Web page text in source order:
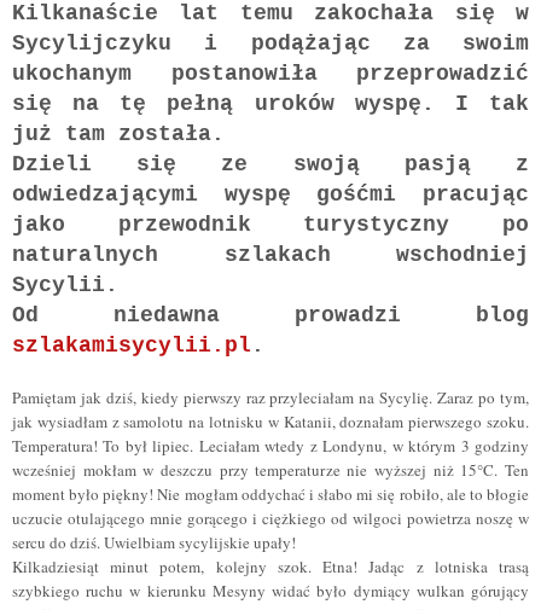
Kilkanaście lat temu zakochała się w
Sycylijczyku i podążając za swoim
ukochanym postanowiła przeprowadzić
się na tę pełną uroków wyspę. I tak
już tam została.
Dzieli się ze swoją pasją z
odwiedzającymi wyspę gośćmi pracując
jako przewodnik turystyczny po
naturalnych szlakach wschodniej
Sycylii.
Od niedawna prowadzi blog
szlakamisycylii.pl .
Pamiętam jak dziś, kiedy pierwszy raz przyleciałam na Sycylię. Zaraz po tym,
jak wysiadłam z samolotu na lotnisku w Katanii, doznałam pierwszego szoku.
Temperatura! To był lipiec. Leciałam wtedy z Londynu, w którym 3 godziny
wcześniej mokłam w deszczu przy temperaturze nie wyższej niż 15°C. Ten
moment było piękny! Nie mogłam oddychać i słabo mi się robiło, ale to błogie
uczucie otulającego mnie gorącego i ciężkiego od wilgoci powietrza noszę w
sercu do dziś. Uwielbiam sycylijskie upały!
Kilkadziesiąt minut potem, kolejny szok. Etna! Jadąc z lotniska trasą
szybkiego ruchu w kierunku Mesyny widać było dymiący wulkan górujący